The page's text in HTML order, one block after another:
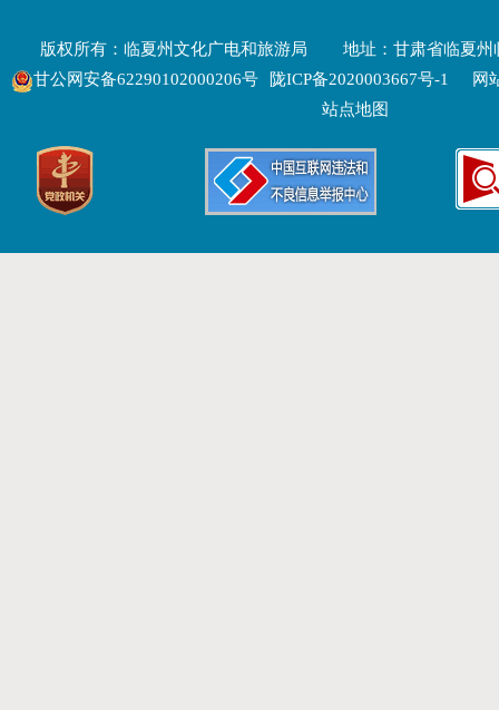
版权所有：临夏州文化广电和旅游局
地址：甘肃省临夏州
甘公网安备62290102000206号
陇ICP备2020003667号-1
网
站点地图